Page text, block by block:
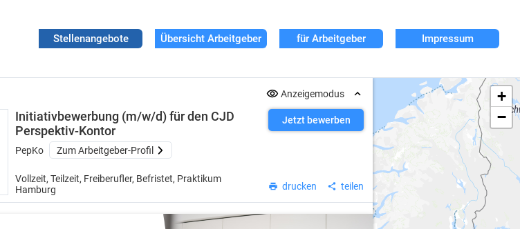
Stellenangebote Übersicht Arbeitgeber für Arbeitgeber Impressum
Anzeigemodus
Initiativbewerbung (m/w/d) für den CJD
Perspektiv-Kontor
PepKo Zum Arbeitgeber-Profil
Vollzeit, Teilzeit, Freiberufler, Befristet, Praktikum
Hamburg
Jetzt bewerben
drucken teilen
+
−